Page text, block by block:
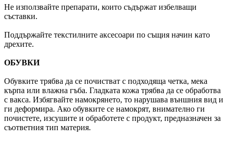
Не използвайте препарати, които съдържат избелващи
съставки.
Поддържайте текстилните аксесоари по същия начин като
дрехите.
ОБУВКИ
Обувките трябва да се почистват с подходяща четка, мека
кърпа или влажна гъба. Гладката кожа трябва да се обработва
с вакса. Избягвайте намокрянето, то нарушава външния вид и
ги деформира. Ако обувките се намокрят, внимателно ги
почистете, изсушите и обработете с продукт, предназначен за
съответния тип материя.